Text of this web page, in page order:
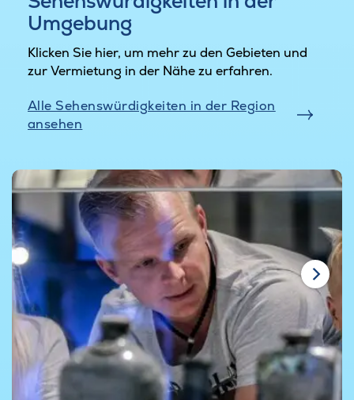
Umgebung
Klicken Sie hier, um mehr zu den Gebieten und
zur Vermietung in der Nähe zu erfahren.
Alle Sehenswürdigkeiten in der Region
ansehen